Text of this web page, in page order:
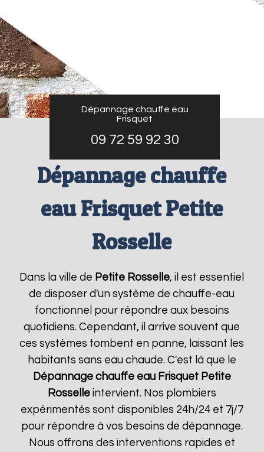
Dépannage chauffe eau
Frisquet
09 72 59 92 30
Dépannage chauffe
eau Frisquet Petite
Rosselle
Dans la ville de Petite Rosselle, il est essentiel
de disposer d'un système de chauffe-eau
fonctionnel pour répondre aux besoins
quotidiens. Cependant, il arrive souvent que
ces systèmes tombent en panne, laissant les
habitants sans eau chaude. C'est là que le
Dépannage chauffe eau Frisquet Petite
Rosselleintervient. Nos plombiers
expérimentés sont disponibles 24h/24 et 7j/7
pour répondre à vos besoins de dépannage.
Nous offrons des interventions rapides et